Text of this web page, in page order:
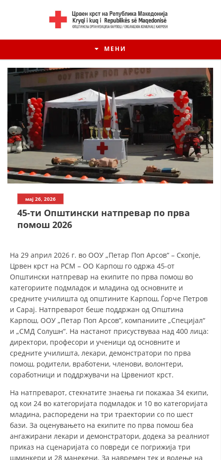
МЕНИ
ПРИРАЧНИЦИ
СТРАТЕГИИ
ЕДУКАТИВНО ИНФОРМАТИВНИ МАТЕРИЈАЛИ
БРОШУРИ
мај 26, 2026
45-ти Општински натпревар по прва
помош 2026
На 29 април 2026 г. во ООУ „Петар Поп Арсов“ – Скопје,
Црвен крст на РСМ – ОО Карпош го одржа 45-от
Општински натпревар на екипите по прва помош во
категориите подмладок и младина од основните и
средните училишта од општините Карпош, Ѓорче Петров
и Сарај. Натпреварот беше поддржан од Општина
Карпош, ООУ „Петар Поп Арсов“, компаниите „Специјал“
и „СМД Солушн“. На настанот присуствуваа над 400 лица:
директори, професори и ученици од основните и
средните училишта, лекари, демонстратори по прва
помош, родители, вработени, членови, волонтери,
соработници и поддржувачи на Црвениот крст.
На натпреварот, стекнатите знаења ги покажаа 34 екипи,
од кои 24 во категоријата подмладок и 10 во категоријата
младина, распоредени на три траектории со по шест
бази. За оценувањето на екипите по прва помош беа
ангажирани лекари и демонстратори, додека за реалниот
приказ на сценаријата со повреди се погрижија три
шминкери и 28 манекени. За навремен тек и водење на